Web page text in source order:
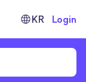
KR Login